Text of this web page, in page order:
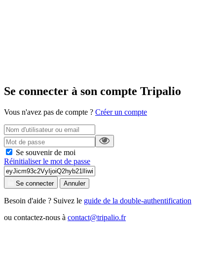
Se connecter à son compte Tripalio
Vous n'avez pas de compte ? Créer un compte
Se souvenir de moi
Réinitialiser le mot de passe
Se connecter Annuler
Besoin d'aide ? Suivez le guide de la double-authentification
ou contactez-nous à contact@tripalio.fr